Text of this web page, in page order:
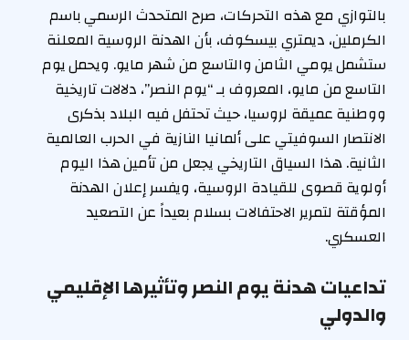
بالتوازي مع هذه التحركات، صرح المتحدث الرسمي باسم
الكرملين، ديمتري بيسكوف، بأن الهدنة الروسية المعلنة
ستشمل يومي الثامن والتاسع من شهر مايو. ويحمل يوم
التاسع من مايو، المعروف بـ “يوم النصر”، دلالات تاريخية
ووطنية عميقة لروسيا، حيث تحتفل فيه البلاد بذكرى
الانتصار السوفيتي على ألمانيا النازية في الحرب العالمية
الثانية. هذا السياق التاريخي يجعل من تأمين هذا اليوم
أولوية قصوى للقيادة الروسية، ويفسر إعلان الهدنة
المؤقتة لتمرير الاحتفالات بسلام بعيداً عن التصعيد
العسكري.
تداعيات هدنة يوم النصر وتأثيرها الإقليمي
والدولي